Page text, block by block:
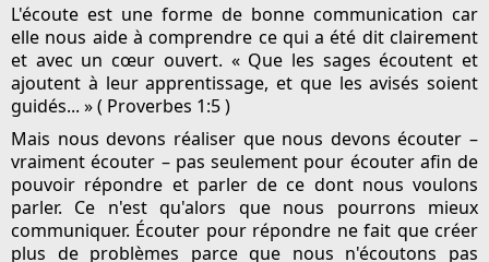
L'écoute est une forme de bonne communication car
elle nous aide à comprendre ce qui a été dit clairement
et avec un cœur ouvert. « Que les sages écoutent et
ajoutent à leur apprentissage, et que les avisés soient
guidés... » ( Proverbes 1:5 )
Mais nous devons réaliser que nous devons écouter –
vraiment écouter – pas seulement pour écouter afin de
pouvoir répondre et parler de ce dont nous voulons
parler. Ce n'est qu'alors que nous pourrons mieux
communiquer. Écouter pour répondre ne fait que créer
plus de problèmes parce que nous n'écoutons pas